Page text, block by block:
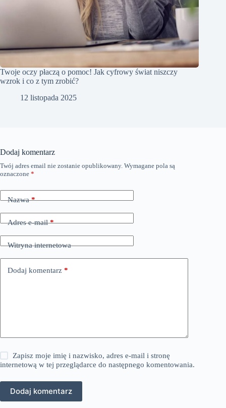
Twoje oczy płaczą o pomoc! Jak cyfrowy świat niszczy
wzrok i co z tym zrobić?
12 listopada 2025
Dodaj komentarz
Twój adres email nie zostanie opublikowany. Wymagane pola są
oznaczone *
Nazwa*
Adres e-mail*
Witryna internetowa
Dodaj komentarz *
Zapisz moje imię i nazwisko, adres e-mail i stronę
internetową w tej przeglądarce do następnego komentowania.
Dodaj komentarz